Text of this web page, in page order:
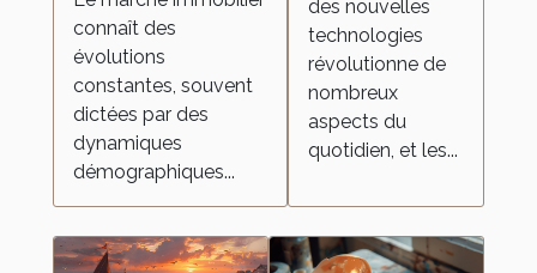
immobilier ?
connaît des
évolutions
constantes, souvent
dictées par des
dynamiques
démographiques...
aspirateurs
autonomes ?
des nouvelles
technologies
révolutionne de
nombreux
aspects du
quotidien, et les...